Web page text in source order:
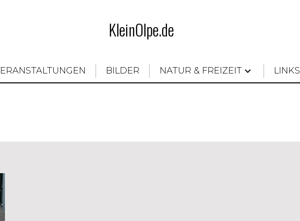
KleinOlpe.de
BILDER NATUR & FREIZEIT keyboard_arrow_down LINKS